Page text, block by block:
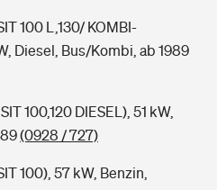
100 L,130/ KOMBI-
Diesel, Bus/Kombi, ab 1989
100,120 DIESEL), 51 kW,
(0928 / 727)
100), 57 kW, Benzin,